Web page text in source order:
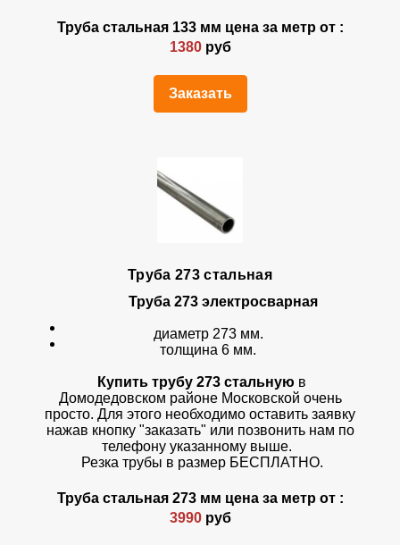
Труба стальная 133 мм цена за метр от :
1380руб
Заказать
Труба 273 стальная
Труба 273 электросварная
диаметр 273 мм.
толщина 6 мм.
Купить трубу 273 стальную в
Домодедовском районе Московской очень
просто. Для этого необходимо оставить заявку
нажав кнопку "заказать" или позвонить нам по
телефону указанному выше.
Резка трубы в размер БЕСПЛАТНО.
Труба стальная 273 мм цена за метр от :
3990руб